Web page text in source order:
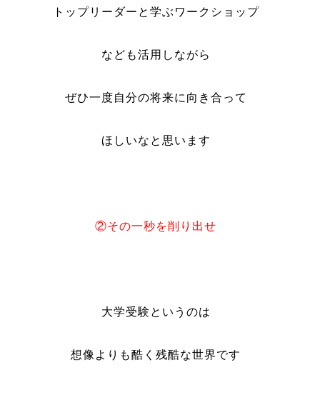
トップリーダーと学ぶワークショップ
なども活用しながら
ぜひ一度自分の将来に向き合って
ほしいなと思います
②その一秒を削り出せ
大学受験というのは
想像よりも酷く残酷な世界です